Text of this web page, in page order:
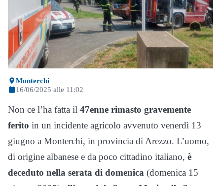
Monterchi
16/06/2025 alle 11:02
Non ce l’ha fatta il 47enne rimasto gravemente
ferito in un incidente agricolo avvenuto venerdì 13
giugno a Monterchi, in provincia di Arezzo. L’uomo,
di origine albanese e da poco cittadino italiano, è
deceduto nella serata di domenica (domenica 15